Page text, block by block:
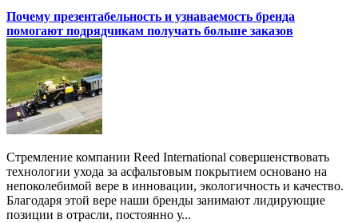
Почему презентабельность и узнаваемость бренда
помогают подрядчикам получать больше заказов
Стремление компании Reed International совершенствовать
технологии ухода за асфальтовым покрытием основано на
непоколебимой вере в инновации, экологичность и качество.
Благодаря этой вере наши бренды занимают лидирующие
позиции в отрасли, постоянно у...